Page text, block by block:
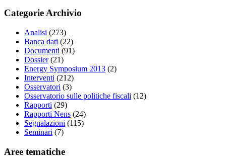
Categorie Archivio
Analisi (273)
Banca dati (22)
Documenti (91)
Dossier (21)
Energy Symposium 2013 (2)
Interventi (212)
Osservatori (3)
Osservatorio sulle politiche fiscali (12)
Rapporti (29)
Rapporti Nens (24)
Segnalazioni (115)
Seminari (7)
Aree tematiche